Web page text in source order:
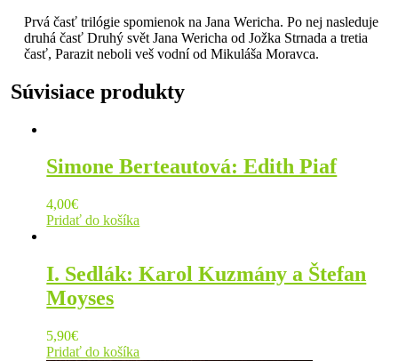
Prvá časť trilógie spomienok na Jana Wericha. Po nej nasleduje
druhá časť Druhý svět Jana Wericha od Jožka Strnada a tretia
časť, Parazit neboli veš vodní od Mikuláša Moravca.
Súvisiace produkty
Simone Berteautová: Edith Piaf
4,00€
Pridať do košíka
I. Sedlák: Karol Kuzmány a Štefan
Moyses
5,90€
Pridať do košíka